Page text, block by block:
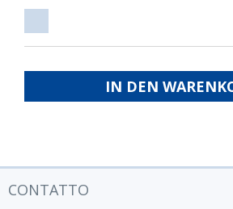
di
fabbrica
IN DEN
CONTATTO